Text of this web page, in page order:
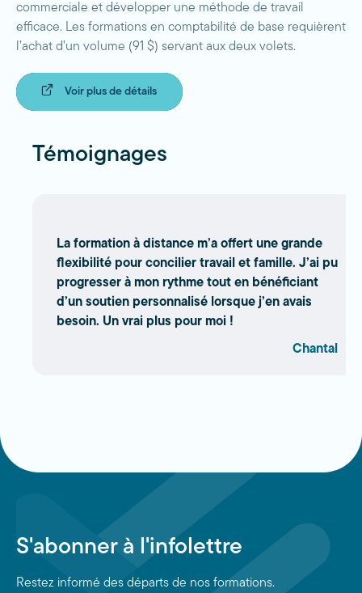
commerciale et développer une méthode de travail
efficace. Les formations en comptabilité de base requièrent
l’achat d’un volume (91 $) servant aux deux volets.
Voir plus de détails
Témoignages
La formation à distance m’a offert une grande
flexibilité pour concilier travail et famille. J’ai pu
progresser à mon rythme tout en bénéficiant
d’un soutien personnalisé lorsque j’en avais
besoin. Un vrai plus pour moi !
Chantal
S'abonner à l'infolettre
Restez informé des départs de nos formations.